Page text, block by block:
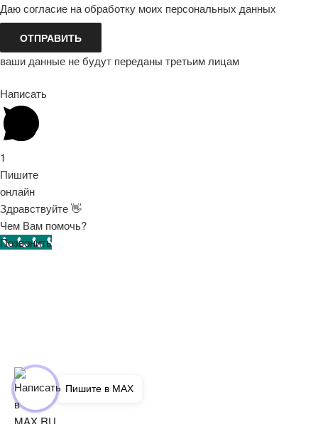
Пишите в MAX
Даю согласие на обработку моих персональных данных
ОТПРАВИТЬ
ваши данные не будут переданы третьим лицам
Написать
1
Пишите
онлайн
Здравствуйте 👋
Чем Вам помочь?
Позвонить